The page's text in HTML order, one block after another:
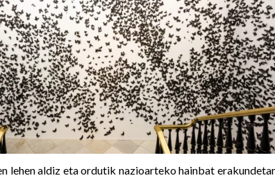
lehen aldiz eta ordutik nazioarteko hainbat